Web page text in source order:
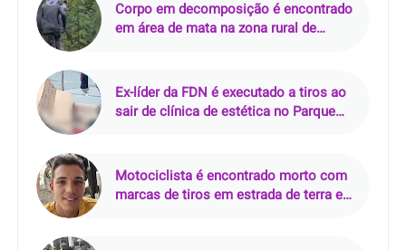
Corpo em decomposição é encontrado
em área de mata na zona rural de
Ex-líder da FDN é executado a tiros ao
sair de clínica de estética no Parque
Motociclista é encontrado morto com
marcas de tiros em estrada de terra em